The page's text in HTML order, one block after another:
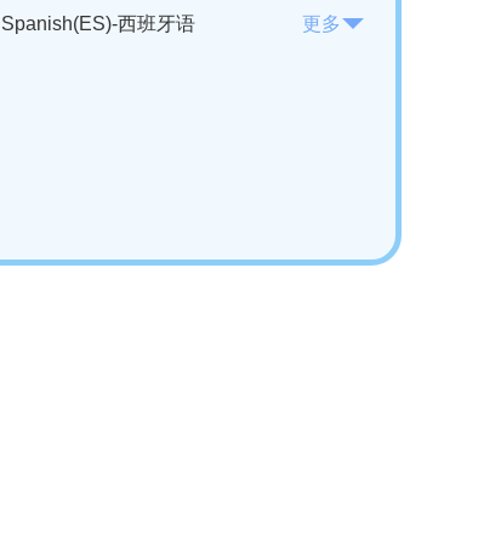
Spanish(ES)-西班牙语
更多